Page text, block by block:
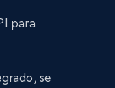
para
se